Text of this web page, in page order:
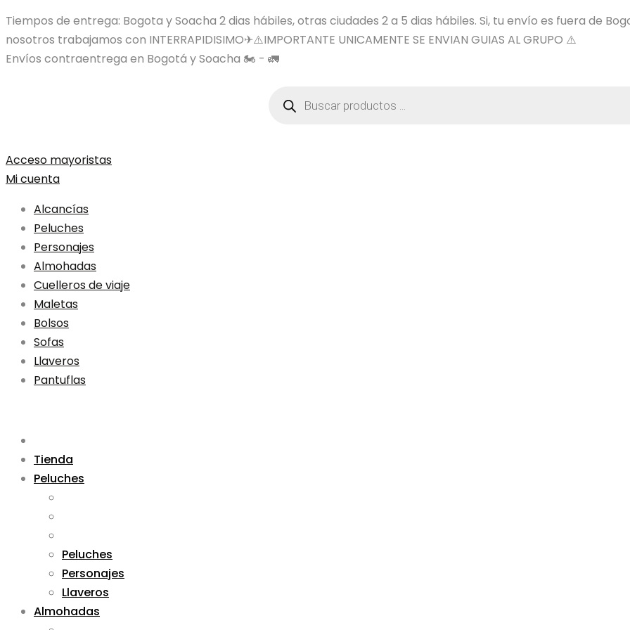
Tiempos de entrega: Bogota y Soacha 2 dias hábiles, otras ciudades 2 a 5 dias hábiles. Si, tu envío es fuera de
nosotros trabajamos con INTERRAPIDISIMO✈⚠️IMPORTANTE UNICAMENTE SE ENVIAN GUIAS AL GRUPO ⚠️
Envíos contraentrega en Bogotá y Soacha 🏍️ - 🚛
productos
Acceso mayoristas
Mi cuenta
Alcancías
Peluches
Personajes
Almohadas
Cuelleros de viaje
Maletas
Bolsos
Sofas
Llaveros
Pantuflas
Tienda
Peluches
Peluches
Personajes
Llaveros
Almohadas